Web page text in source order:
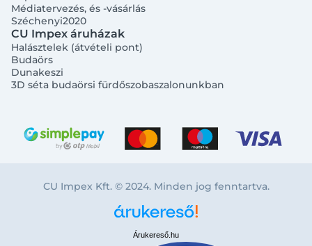
Médiatervezés, és -vásárlás
Széchenyi2020
CU Impex áruházak
Halásztelek (átvételi pont)
Budaörs
Dunakeszi
3D séta budaörsi fürdőszobaszalonunkban
CU Impex Kft. © 2024. Minden jog fenntartva.
Árukereső.hu